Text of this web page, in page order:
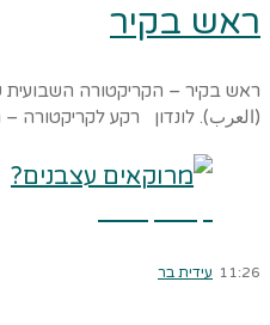
ראש בקיר
ראש בקיר – הקריקטורה השבועית
(العرب). לונדון רקע לקריקטורה –
11:26 עידית בר